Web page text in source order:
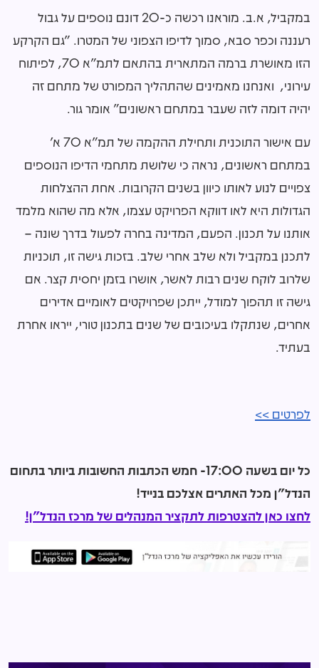
במקביל, א.ב. מוראנו רכשה כ-20 דונם נוספים על גבול
רעננה וכפר סבא, סמוך לדיפו הצפוני של המטרו. "גם הקרקע
הזו מאושרת ברמה המתארית בהתאם לתמ"א 70, לפיתוח
עירוני, ואנחנו מאמינים שהתהליך המפורט של מתחם זה
יהיה דומה לזה שעבר במתחם ראשונים" אומר גור.
עם אישור התוכנית ותחילת ההקמה של תמ"א 70 א'
במתחם ראשונים, נראה כי שלושת מתחמי הדיפו הנוספים
צפויים לנוע לאותו כיוון בשנים הקרובות. אחת ההצלחות
הגדולות היא לאו דווקא הפרויקט עצמו, אלא מה שהוא מלמד
אותנו על תכנון. הפעם, המדינה בחרה לפעול בדרך שונה –
לתכנן במקביל ולא שלב אחרי שלב. בזכות גישה זו, תוכניות
שלרוב לוקח שנים רבות לאשר, אושרו בזמן יחסית קצר. אם
גישה זו תהפוך למודל, ייתכן שפרויקטים לאומיים אדירים
אחרים, שנתקלו בעיכובים של שנים בתכנון טורי, ייראו אחרת
בעתיד.
לפרטים >>
כל יום בשעה 17:00- חמש הכתבות החשובות ביותר בתחום
הנדל"ן מכל האתרים אצלכם בנייד!
לחצו כאן להצטרפות לתקציר המנהלים של מרכז הנדל"ן!